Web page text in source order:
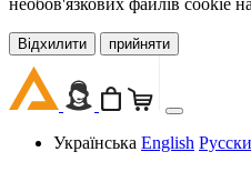
необов'язкових файлів cookie
Відхилити прийняти
Українська English